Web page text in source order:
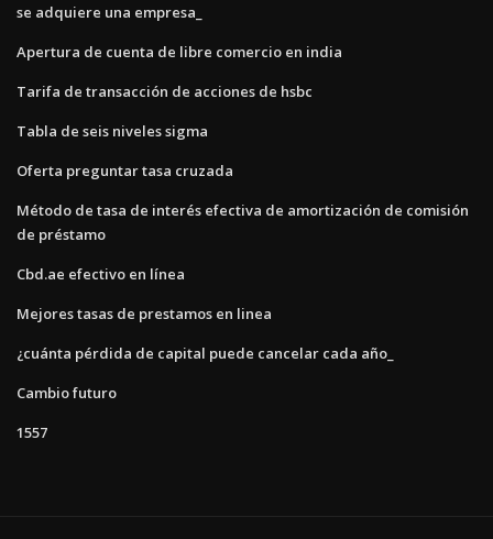
se adquiere una empresa_
Apertura de cuenta de libre comercio en india
Tarifa de transacción de acciones de hsbc
Tabla de seis niveles sigma
Oferta preguntar tasa cruzada
Método de tasa de interés efectiva de amortización de comisión
de préstamo
Cbd.ae efectivo en línea
Mejores tasas de prestamos en linea
¿cuánta pérdida de capital puede cancelar cada año_
Cambio futuro
1557